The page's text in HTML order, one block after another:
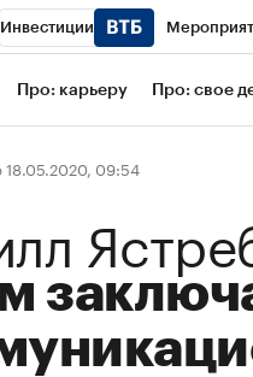
Инвестиции
РБК Образование
Про: карьеру Про: свое
09:54